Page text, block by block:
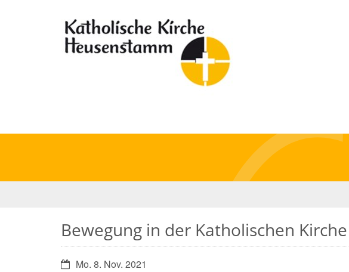
Bewegung in der Katholischen Kirche
Datum:Mo. 8. Nov. 2021